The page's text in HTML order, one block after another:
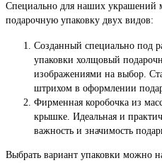
Специально для наших украшений
подарочную упаковку двух видов:
Созданный специально под
упаковки холщовый
изображениями на выбор.
штрихом в оформлении
Фирменная коробочка из
крышке. Идеальная и
важность и значимость
Выбрать вариант упаковки можно